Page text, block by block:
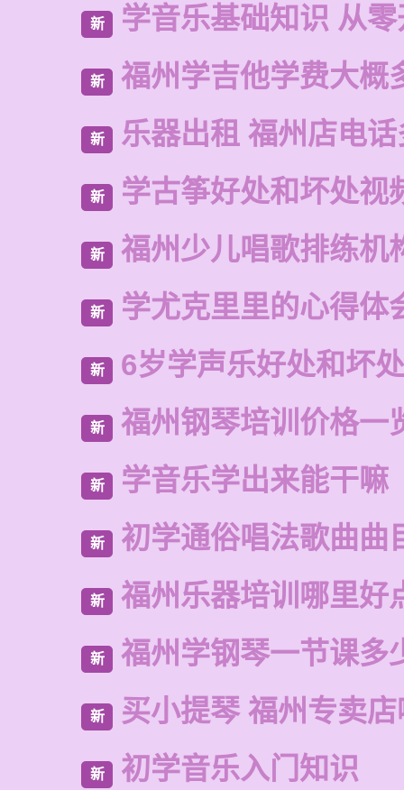
新 学音乐基础知识 从
新 福州学吉他学费大概
新 乐器出租 福州店电
新 学古筝好处和坏处视
新 福州少儿唱歌排练机
新 学尤克里里的心得体
新 6岁学声乐好处和坏处
新 福州钢琴培训价格一
新 学音乐学出来能干嘛
新 初学通俗唱法歌曲曲
新 福州乐器培训哪里好
新 福州学钢琴一节课多
新 买小提琴 福州专卖
新 初学音乐入门知识